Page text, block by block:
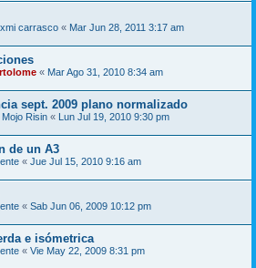
carrasco « Mar Jun 28, 2011 3:17 am
« Mar Ago 31, 2010 8:34 am
sept. 2009 plano normalizado
Mojo Risin « Lun Jul 19, 2010 9:30 pm
de un A3
« Jue Jul 15, 2010 9:16 am
« Sab Jun 06, 2009 10:12 pm
e isómetrica
« Vie May 22, 2009 8:31 pm